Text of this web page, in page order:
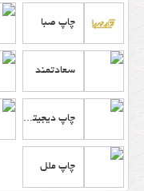
چاپ صبا
سعادتمند
چاپ دیجیتال قلم نی
چاپ ملل